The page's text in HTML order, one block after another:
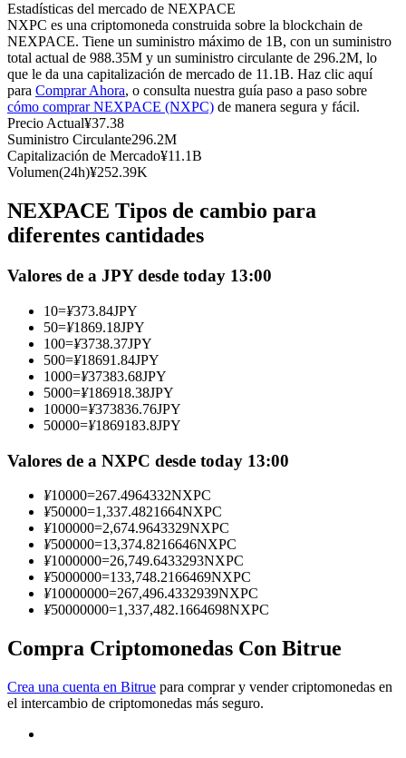
Copiar Trading
Únete a los mejores traders
Conviértete en un Trader de Copia
Disfruta del reparto de beneficios y comisiones de copy trading
Información
Análisis de big data que incluye información comercial, etc.
Estadísticas del mercado de NEXPACE
NXPC es una criptomoneda construida sobre la blockchain de
NEXPACE. Tiene un suministro máximo de 1B, con un suministro
total actual de 988.35M y un suministro circulante de 296.2M, lo
que le da una capitalización de mercado de 11.1B. Haz clic aquí
para Comprar Ahora, o consulta nuestra guía paso a paso sobre
cómo comprar NEXPACE (NXPC) de manera segura y fácil.
Precio Actual¥37.38
Suministro Circulante296.2M
Capitalización de Mercado¥11.1B
Volumen(24h)¥252.39K
NEXPACE Tipos de cambio para
diferentes cantidades
Valores de a JPY desde today 13:00
10=¥373.84JPY
50=¥1869.18JPY
100=¥3738.37JPY
500=¥18691.84JPY
1000=¥37383.68JPY
5000=¥186918.38JPY
10000=¥373836.76JPY
50000=¥1869183.8JPY
Valores de a NXPC desde today 13:00
¥10000=267.4964332NXPC
¥50000=1,337.4821664NXPC
¥100000=2,674.9643329NXPC
¥500000=13,374.8216646NXPC
¥1000000=26,749.6433293NXPC
¥5000000=133,748.2166469NXPC
¥10000000=267,496.4332939NXPC
¥50000000=1,337,482.1664698NXPC
Compra Criptomonedas Con Bitrue
Crea una cuenta en Bitrue para comprar y vender criptomonedas en
el intercambio de criptomonedas más seguro.